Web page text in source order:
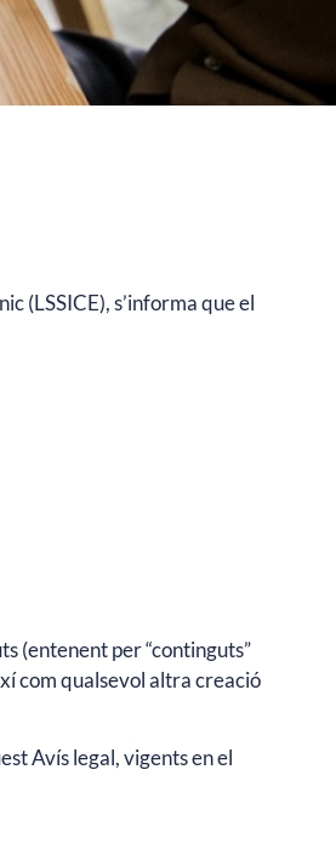
(LSSICE), s’informa que el
(entenent per “continguts”
com qualsevol altra creació
Avís legal, vigents en el